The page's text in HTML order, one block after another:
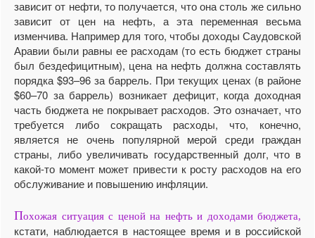
зависит от нефти, то получается, что она столь же сильно
зависит от цен на нефть, а эта переменная весьма
изменчива. Например для того, чтобы доходы Саудовской
Аравии были равны ее расходам (то есть бюджет страны
был бездефицитным), цена на нефть должна составлять
порядка $93–96 за баррель. При текущих ценах (в районе
$60–70 за баррель) возникает дефицит, когда доходная
часть бюджета не покрывает расходов. Это означает, что
требуется либо сокращать расходы, что, конечно,
является не очень популярной мерой среди граждан
страны, либо увеличивать государственный долг, что в
какой-то момент может привести к росту расходов на его
обслуживание и повышению инфляции.
Похожая ситуация с ценой на нефть и доходами бюджета,
кстати, наблюдается в настоящее время и в российской